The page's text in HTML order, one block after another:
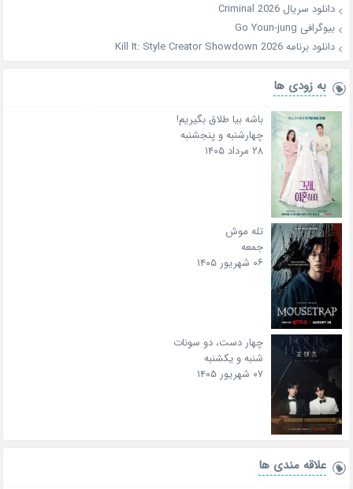
دانلود سریال Criminal 2026
بیوگرافی Go Youn-jung
دانلود برنامه Kill It: Style Creator Showdown 2026
به زودی ها
باشه بیا طلاق بگیریم!
چهارشنبه و پنجشنبه
۲۸ مرداد ۱۴۰۵
تله موش
جمعه
۰۶ شهریور ۱۴۰۵
چهار دست، دو سونات
شنبه و یکشنبه
۰۷ شهریور ۱۴۰۵
علاقه‌ مندی ها